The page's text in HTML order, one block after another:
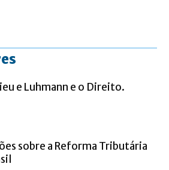
e Luhmann e o Direito.
sobre a Reforma Tributária